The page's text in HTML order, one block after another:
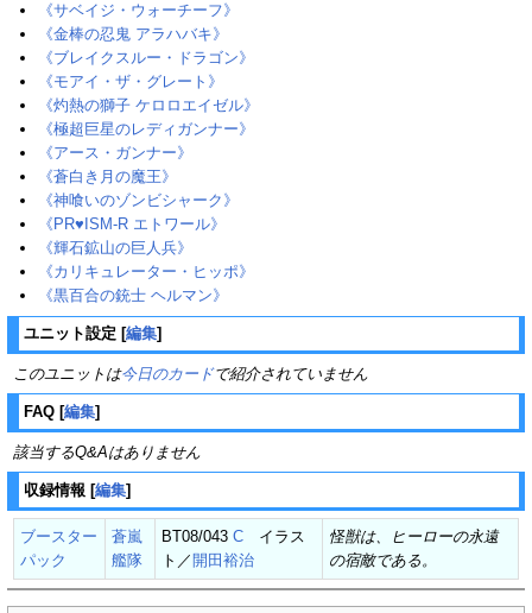
《サベイジ・ウォーチーフ》
《金棒の忍鬼 アラハバキ》
《ブレイクスルー・ドラゴン》
《モアイ・ザ・グレート》
《灼熱の獅子 ケロロエイゼル》
《極超巨星のレディガンナー》
《アース・ガンナー》
《蒼白き月の魔王》
《神喰いのゾンビシャーク》
《PR♥ISM-R エトワール》
《輝石鉱山の巨人兵》
《カリキュレーター・ヒッポ》
《黒百合の銃士 ヘルマン》
ユニット設定 [編集]
このユニットは今日のカードで紹介されていません
FAQ [編集]
該当するQ&Aはありません
収録情報 [編集]
ブースター
パック
蒼嵐
艦隊
BT08/043 C イラス
ト／ 開田裕治
怪獣は、ヒーローの永遠
の宿敵である。